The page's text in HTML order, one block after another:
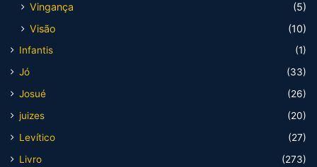
Vingança
(5)
Visão
(10)
Infantis
(1)
Jó
(33)
Josué
(26)
juizes
(20)
Levítico
(27)
Livro
(273)